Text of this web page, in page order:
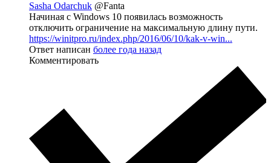
Sasha Odarchuk @Fanta
Начиная с Windows 10 появилась возможность
отключить ограничение на максимальную длину пути.
https://winitpro.ru/index.php/2016/06/10/kak-v-win...
Ответ написан более года назад
Комментировать